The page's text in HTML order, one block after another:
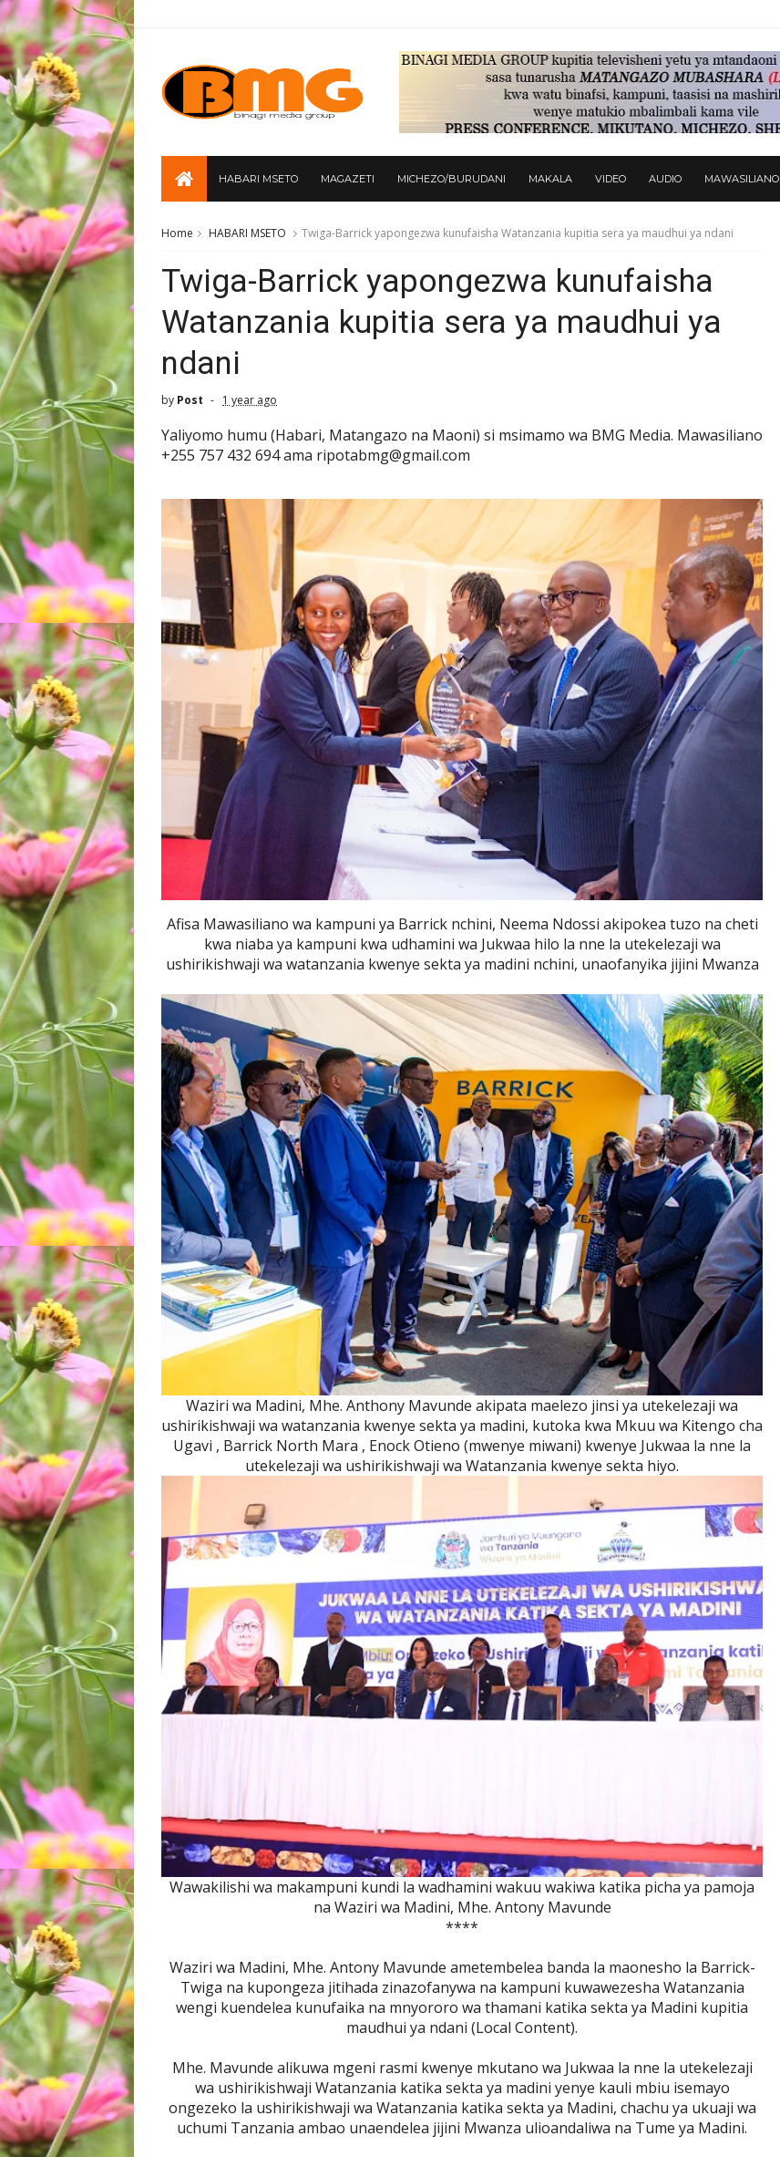
HABARI MSETO MAGAZETI MICHEZO/BURUDANI MAKALA VIDEO AUDIO MAWASILIANO
Home HABARI MSETO Twiga-Barrick yapongezwa kunufaisha Watanzania kupitia sera ya maudhui ya ndani
Twiga-Barrick yapongezwa kunufaisha
Watanzania kupitia sera ya maudhui ya
ndani
by Post 1 year ago
Yaliyomo humu (Habari, Matangazo na Maoni) si msimamo wa BMG Media. Mawasiliano
+255 757 432 694 ama ripotabmg@gmail.com
Afisa Mawasiliano wa kampuni ya Barrick nchini, Neema Ndossi akipokea tuzo na cheti
kwa niaba ya kampuni kwa udhamini wa Jukwaa hilo la nne la utekelezaji wa
ushirikishwaji wa watanzania kwenye sekta ya madini nchini, unaofanyika jijini Mwanza
Waziri wa Madini, Mhe. Anthony Mavunde akipata maelezo jinsi ya utekelezaji wa
ushirikishwaji wa watanzania kwenye sekta ya madini, kutoka kwa Mkuu wa Kitengo cha
Ugavi , Barrick North Mara , Enock Otieno (mwenye miwani) kwenye Jukwaa la nne la
utekelezaji wa ushirikishwaji wa Watanzania kwenye sekta hiyo.
Wawakilishi wa makampuni kundi la wadhamini wakuu wakiwa katika picha ya pamoja
na Waziri wa Madini, Mhe. Antony Mavunde
****
Waziri wa Madini, Mhe. Antony Mavunde ametembelea banda la maonesho la Barrick-
Twiga na kupongeza jitihada zinazofanywa na kampuni kuwawezesha Watanzania
wengi kuendelea kunufaika na mnyororo wa thamani katika sekta ya Madini kupitia
maudhui ya ndani (Local Content).
Mhe. Mavunde alikuwa mgeni rasmi kwenye mkutano wa Jukwaa la nne la utekelezaji
wa ushirikishwaji Watanzania katika sekta ya madini yenye kauli mbiu isemayo
ongezeko la ushirikishwaji wa Watanzania katika sekta ya Madini, chachu ya ukuaji wa
uchumi Tanzania ambao unaendelea jijini Mwanza ulioandaliwa na Tume ya Madini.